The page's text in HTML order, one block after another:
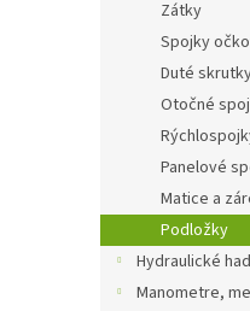
Zátky
Spojky
Duté
Otočné
Panelové
Matice a
Podložky
Hydraulické
Manometre,